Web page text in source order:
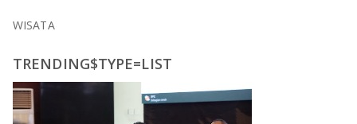
WISATA
TRENDING$TYPE=LIST